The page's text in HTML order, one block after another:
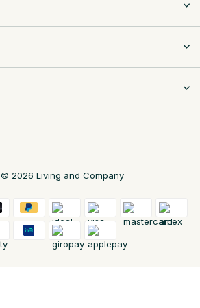
© 2026 Living and Company